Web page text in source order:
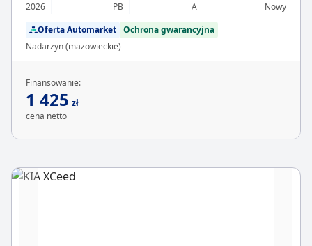
2026 PB A
Nowy
Oferta Automarket Ochrona gwarancyjna
Nadarzyn (mazowieckie)
Finansowanie:
1 425 zł
cena netto